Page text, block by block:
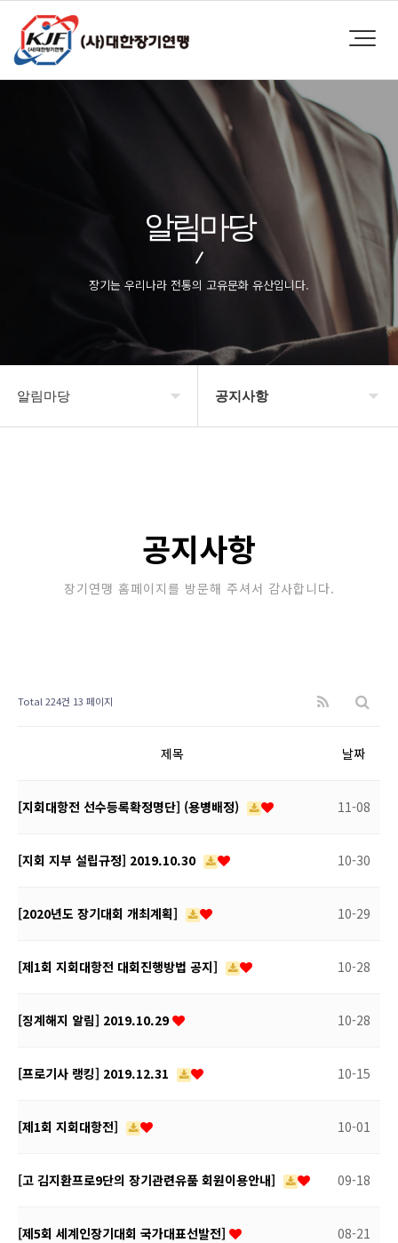
알림마당
장기는 우리나라 전통의 고유문화 유산입니다.
알림마당 공지사항
포토갤러리
공지사항
장기연맹 홈페이지를 방문해 주셔서 감사합니다.
Total 224건 13 페이지
제목 날짜
[지회대항전 선수등록확정명단] (용병배정) 11-08
[지회 지부 설립규정] 2019.10.30 10-30
[2020년도 장기대회 개최계획] 10-29
[제1회 지회대항전 대회진행방법 공지] 10-28
[징계해지 알림] 2019.10.29 10-28
[프로기사 랭킹] 2019.12.31 10-15
[제1회 지회대항전] 10-01
[고 김지환프로9단의 장기관련유품 회원이용안내] 09-18
[제5회 세계인장기대회 국가대표선발전] 08-21